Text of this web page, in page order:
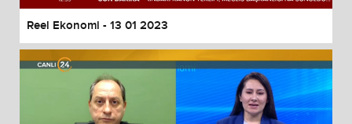
Reel Ekonomi - 13 01 2023